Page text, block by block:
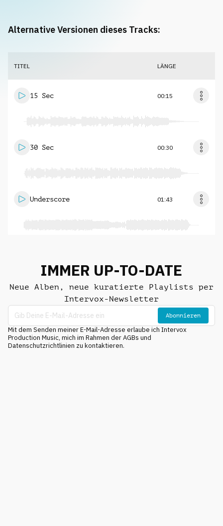
Alternative Versionen dieses Tracks:
TITEL LÄNGE
15 Sec 00:15
30 Sec 00:30
Underscore 01:43
IMMER UP-TO-DATE
Neue Alben, neue kuratierte Playlists per
Intervox-Newsletter
Abonnieren
Mit dem Senden meiner E-Mail-Adresse erlaube ich Intervox
Production Music, mich im Rahmen der AGBs und
Datenschutzrichtlinien zu kontaktieren.